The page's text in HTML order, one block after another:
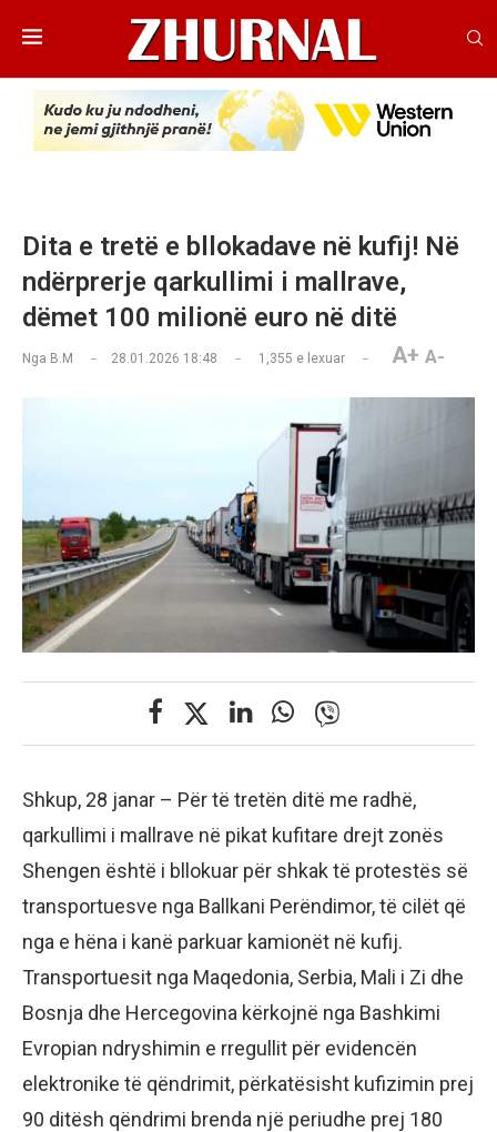
Dita e tretë e bllokadave në kufij! Në
ndërprerje qarkullimi i mallrave,
dëmet 100 milionë euro në ditë
Nga B.M 28.01.2026 18:48 1,355 e lexuar A+ A-
Shkup, 28 janar – Për të tretën ditë me radhë,
qarkullimi i mallrave në pikat kufitare drejt zonës
Shengen është i bllokuar për shkak të protestës së
transportuesve nga Ballkani Perëndimor, të cilët që
nga e hëna i kanë parkuar kamionët në kufij.
Transportuesit nga Maqedonia, Serbia, Mali i Zi dhe
Bosnja dhe Hercegovina kërkojnë nga Bashkimi
Evropian ndryshimin e rregullit për evidencën
elektronike të qëndrimit, përkatësisht kufizimin prej
90 ditësh qëndrimi brenda një periudhe prej 180